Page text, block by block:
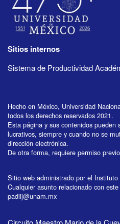
Sitios internos
Sistema de Productividad
Hecho en México, Universidad
todos los derechos reservados 2021.
Esta página y sus contenidos pueden
lucrativos, siempre y cuando no se
dirección electrónica.
De otra forma, requiere permiso
Sitio web administrado por el
Cualquier asunto relacionado con
padiij@unam.mx